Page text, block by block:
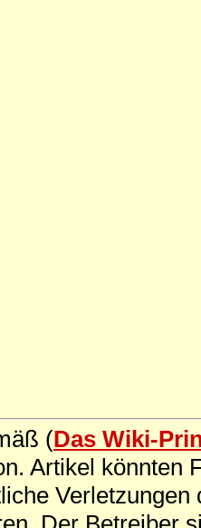
(Das Wiki-
Artikel könnten